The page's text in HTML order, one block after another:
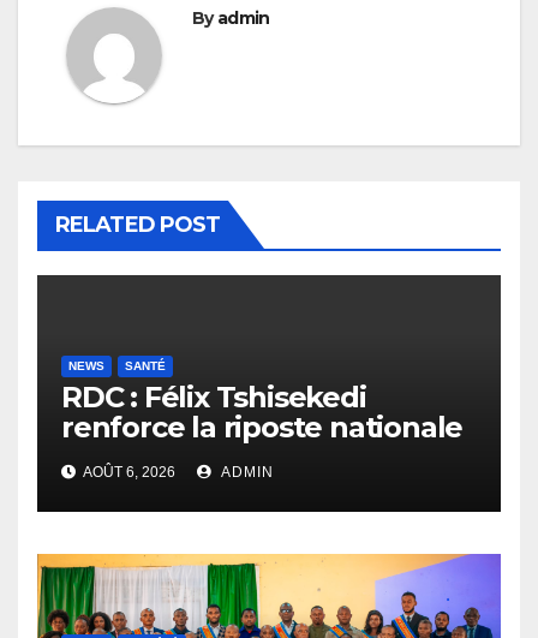
Byadmin
RELATED POST
NEWS SANTÉ
RDC : Félix Tshisekedi
renforce la riposte nationale
contre l’épidémie d’Ebola
AOÛT 6, 2026 ADMIN